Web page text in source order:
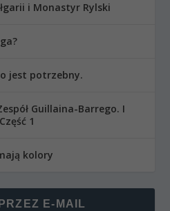
i Monastyr Rylski
jest potrzebny.
Guillaina-Barrego. I
1
kolory
E-MAIL